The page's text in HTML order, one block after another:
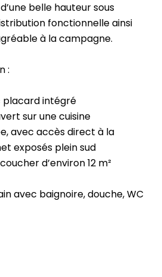
belle hauteur sous
fonctionnelle ainsi
à la campagne.
:
placard intégré
sur une cuisine
avec accès direct à la
exposés plein sud
d’environ 12 m²
avec baignoire, douche, WC